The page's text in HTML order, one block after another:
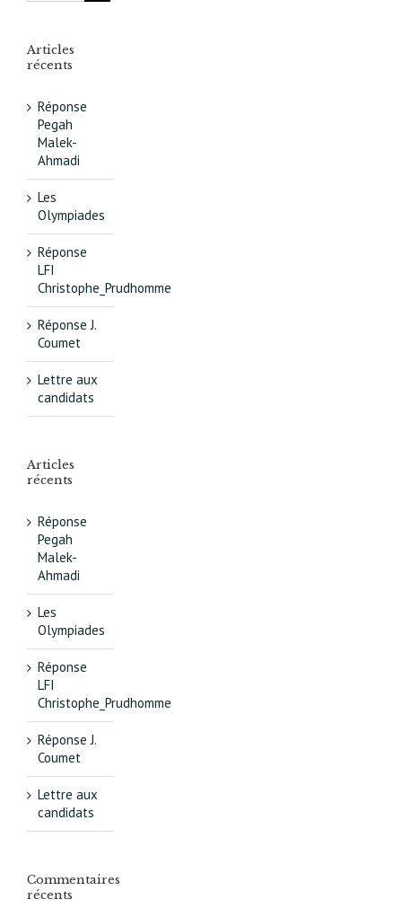
Articles
récents
Réponse
Pegah
Malek-
Ahmadi
Les
Olympiades
Réponse
LFI
Christophe_Prudhomme
Réponse J.
Coumet
Lettre aux
candidats
Articles
récents
Réponse
Pegah
Malek-
Ahmadi
Les
Olympiades
Réponse
LFI
Christophe_Prudhomme
Réponse J.
Coumet
Lettre aux
candidats
Commentaires
récents